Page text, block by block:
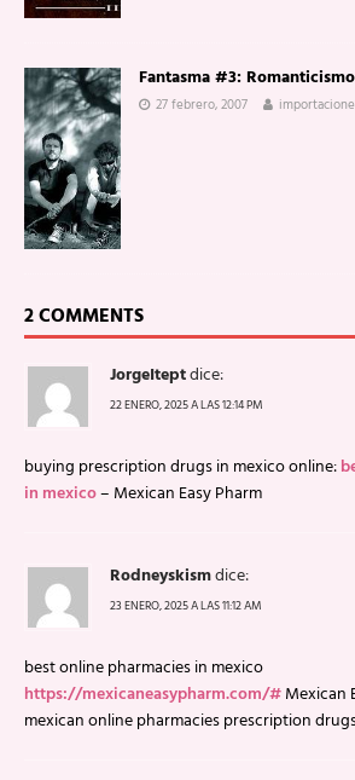
Fantasma #3: Romanticismo
27 febrero, 2007
2 COMMENTS
JorgeIteptdice:
22 ENERO, 2025 A LAS 12:14 PM
buying prescription drugs in mexico online:
in mexico– Mexican Easy Pharm
Rodneyskismdice:
23 ENERO, 2025 A LAS 11:12 AM
best online pharmacies in mexico
https://mexicaneasypharm.com/#Mexican
mexican online pharmacies prescription